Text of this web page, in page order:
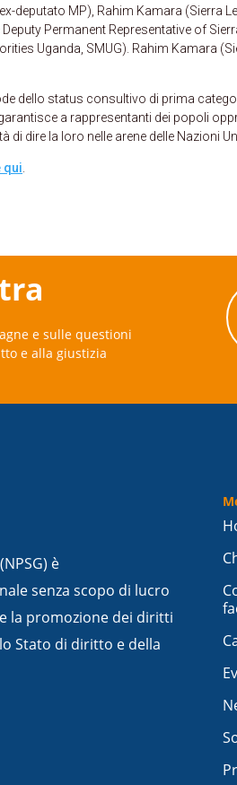
deputato MP), Rahim Kamara (Sierra
Permanent Representative of
Uganda, SMUG). Rahim Kamara
dello status consultivo di prima
a rappresentanti dei popoli
dire la loro nelle arene delle Nazioni
qui
e sulle questioni
e alla giustizia
è
senza scopo di lucro
la promozione dei diritti
Stato di diritto e della